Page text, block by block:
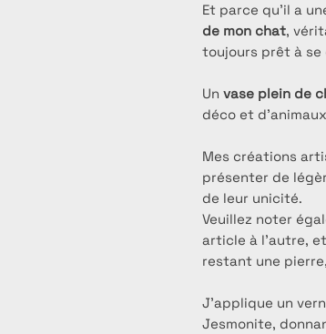
Et parce qu’il a
de mon chat,
toujours prêt à se
Un vase plein de
déco et
Mes créations
présenter de
de leur unicité.
Veuillez noter
article à l’autre,
restant une
J’applique un
Jesmonite,